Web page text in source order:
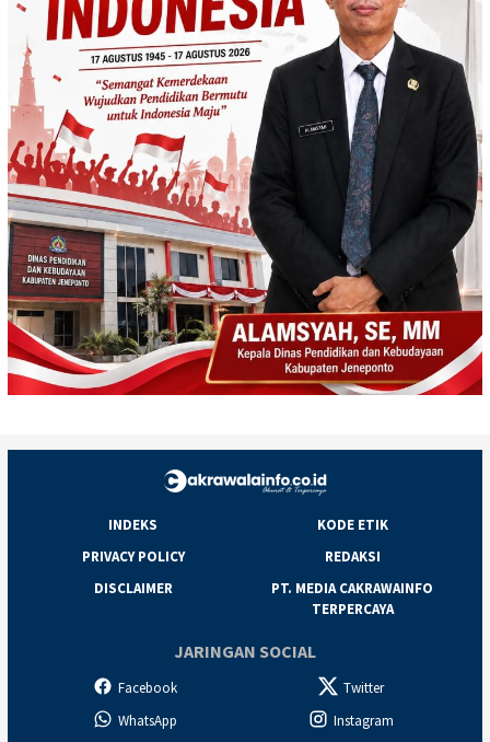
INDEKS
KODE ETIK
PRIVACY POLICY
REDAKSI
DISCLAIMER
PT. MEDIA CAKRAWAINFO
TERPERCAYA
JARINGAN SOCIAL
Facebook
Twitter
WhatsApp
Instagram